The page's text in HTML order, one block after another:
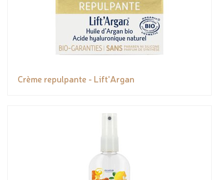
Crème repulpante - Lift'Argan